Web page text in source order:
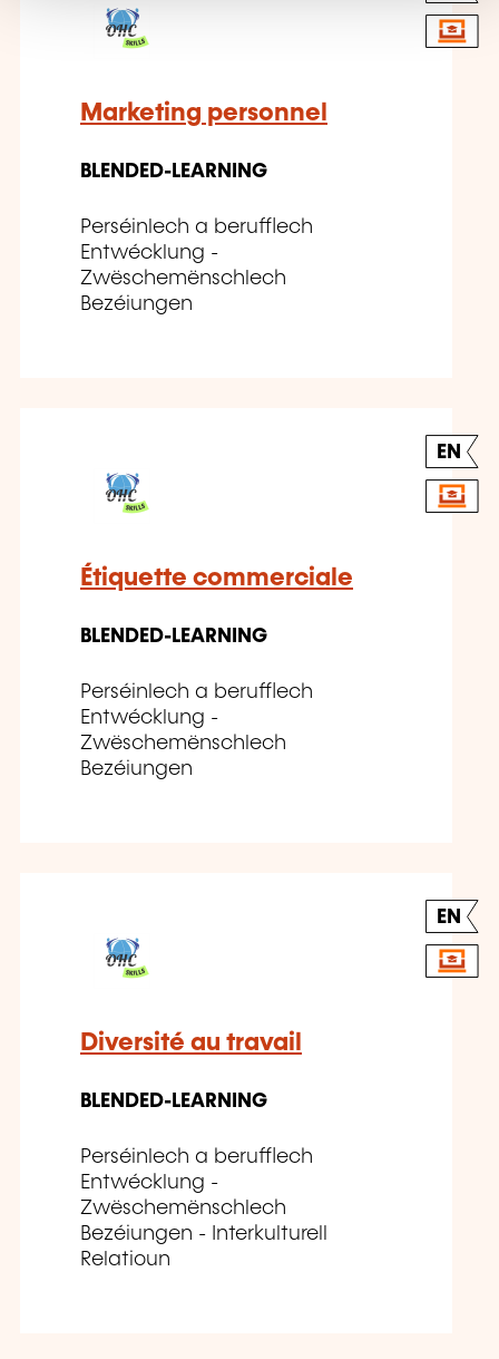
Marketing personnel
BLENDED-LEARNING
Perséinlech a berufflech
Entwécklung -
Zwëschemënschlech
Bezéiungen
EN
Étiquette commerciale
BLENDED-LEARNING
Perséinlech a berufflech
Entwécklung -
Zwëschemënschlech
Bezéiungen
EN
Diversité au travail
BLENDED-LEARNING
Perséinlech a berufflech
Entwécklung -
Zwëschemënschlech
Bezéiungen - Interkulturell
Relatioun